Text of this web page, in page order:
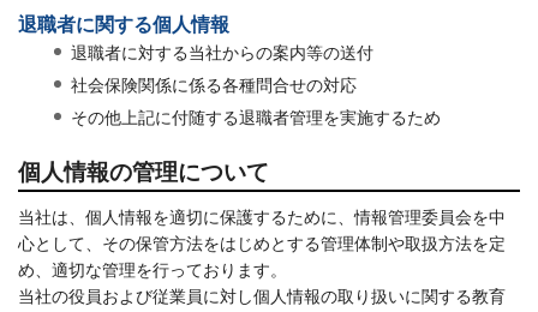
退職者に関する個人情報
退職者に対する当社からの案内等の送付
社会保険関係に係る各種問合せの対応
その他上記に付随する退職者管理を実施するため
個人情報の管理について
当社は、個人情報を適切に保護するために、情報管理委員会を中
心として、その保管方法をはじめとする管理体制や取扱方法を定
め、適切な管理を行っております。
当社の役員および従業員に対し個人情報の取り扱いに関する教育